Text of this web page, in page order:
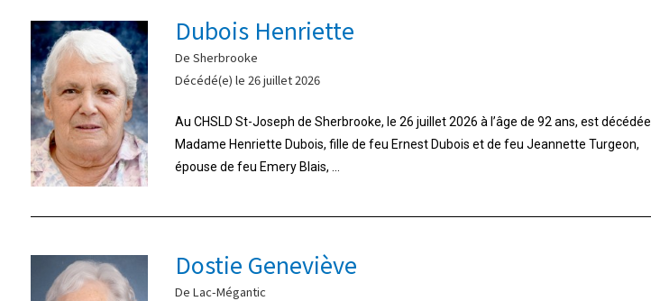
Dubois Henriette
De Sherbrooke
Décédé(e) le 26 juillet 2026
Au CHSLD St-Joseph de Sherbrooke, le 26 juillet 2026 à l’âge de 92 ans, est décédée
Madame Henriette Dubois, fille de feu Ernest Dubois et de feu Jeannette Turgeon,
épouse de feu Emery Blais, ...
Dostie Geneviève
De Lac-Mégantic